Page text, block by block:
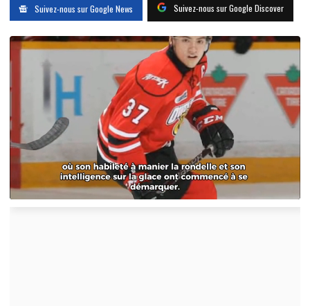
Suivez-nous sur Google News Suivez-nous sur Google Discover